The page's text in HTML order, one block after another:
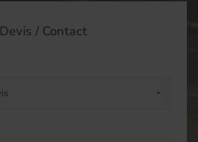
Devis / Contact